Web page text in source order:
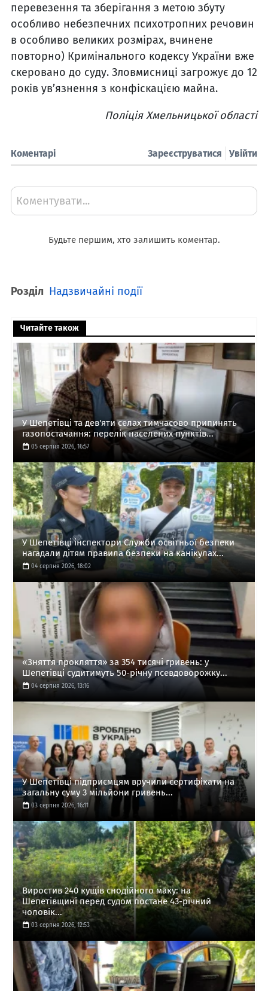
перевезення та зберігання з метою збуту
особливо небезпечних психотропних речовин
в особливо великих розмірах, вчинене
повторно) Кримінального кодексу України вже
скеровано до суду. Зловмисниці загрожує до 12
років ув’язнення з конфіскацією майна.
Поліція Хмельницької області
Коментарі Увійти
Зареєструватися
Коментувати...
Будьте першим, хто залишить коментар.
Розділ Надзвичайні події
Читайте також
У Шепетівці та дев'яти селах тимчасово припинять
газопостачання: перелік населених пунктів...
05 серпня 2026, 16:57
У Шепетівці інспектори Служби освітньої безпеки
нагадали дітям правила безпеки на канікулах...
04 серпня 2026, 18:02
«Зняття прокляття» за 354 тисячі гривень: у
Шепетівці судитимуть 50-річну псевдоворожку...
04 серпня 2026, 13:16
У Шепетівці підприємцям вручили сертифікати на
загальну суму 3 мільйони гривень...
03 серпня 2026, 16:11
Виростив 240 кущів снодійного маку: на
Шепетівщині перед судом постане 43-річний
чоловік...
03 серпня 2026, 12:53